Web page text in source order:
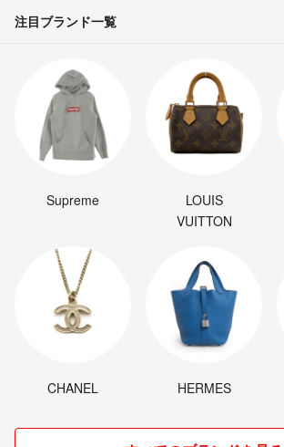
注目ブランド一覧
Supreme
LOUIS
VUITTON
CHANEL HERMES